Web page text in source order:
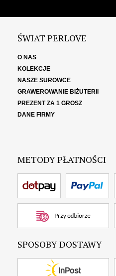
ŚWIAT PERLOVE
O NAS
KOLEKCJE
NASZE SUROWCE
GRAWEROWANIE BIŻUTERII
PREZENT ZA 1 GROSZ
DANE FIRMY
METODY PŁATNOŚCI
SPOSOBY DOSTAWY